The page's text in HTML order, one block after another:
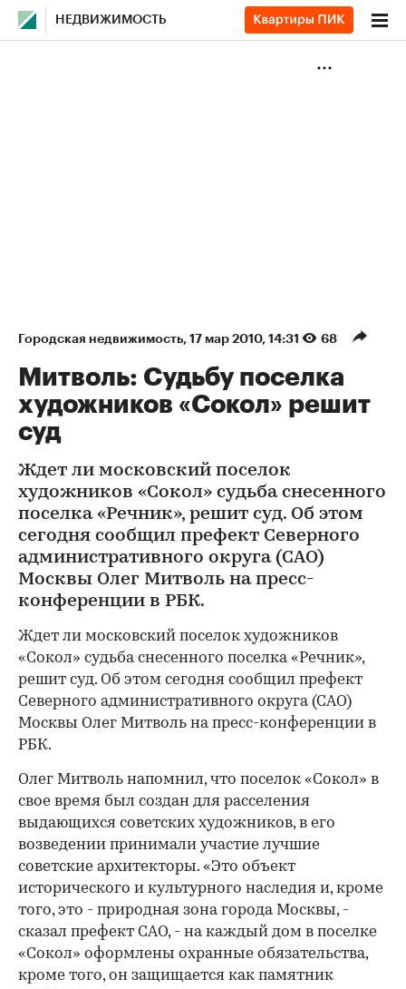
НЕДВИЖИМОСТЬ
Городская недвижимость⁠, 17 мар 2010, 14:31 68
Митволь: Судьбу поселка
художников «Сокол» решит
суд
Ждет ли московский поселок
художников «Сокол» судьба снесенного
поселка «Речник», решит суд. Об этом
сегодня сообщил префект Северного
административного округа (САО)
Москвы Олег Митволь на пресс-
конференции в РБК.
Ждет ли московский поселок художников
«Сокол» судьба снесенного поселка «Речник»,
решит суд. Об этом сегодня сообщил префект
Северного административного округа (САО)
Москвы Олег Митволь на пресс-конференции в
РБК.
Олег Митволь напомнил, что поселок «Сокол» в
свое время был создан для расселения
выдающихся советских художников, в его
возведении принимали участие лучшие
советские архитекторы. «Это объект
исторического и культурного наследия и, кроме
того, это - природная зона города Москвы, -
сказал префект САО, - на каждый дом в поселке
«Сокол» оформлены охранные обязательства,
кроме того, он защищается как памятник